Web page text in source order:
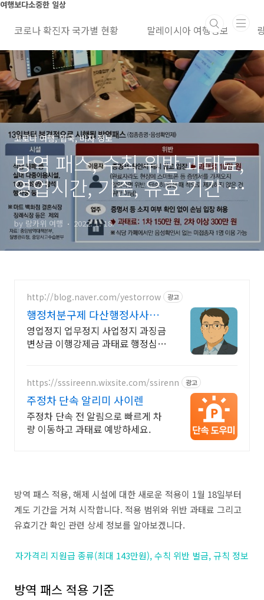
본문 바로가기
여행보다소중한 일상
코로나 확진자 국가별 현황 말레이시아 여행정보
코로나 여행, 입국, 비자 정보
방역 패스, 수칙 위반 과태료,
영업시간, 기준, 유효 기간 정
보
by 랑카위 여행 2022. 1. 18.
http://blog.naver.com/yestorrow 광고
행정처분구제 다산행정사사무
소
영업정지 업무정지 사업정지 과징금
변상금 이행강제금 과태료 행정심판
https://sssireenn.wixsite.com/ssirenn 광고
주정차 단속 알리미 사이렌
주정차 단속 전 알림으로 빠르게 차
량 이동하고 과태료 예방하세요.
방역 패스 적용, 해제 시설에 대한 새로운 적용이 1월 18일부터
계도 기간을 거쳐 시작합니다. 적용 범위와 위반 과태료 그리고
유효기간 확인 관련 상세 정보를 알아보겠니다.
자가격리 지원급 종류(최대 143만원), 수칙 위반 벌금, 규칙 정보
방역 패스 적용 기준